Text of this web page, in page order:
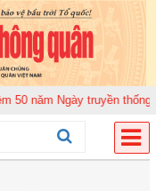
Ngày truyền thống (12-